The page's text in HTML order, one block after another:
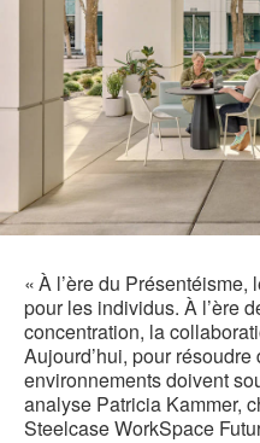
« À l’ère du
pour les individus. À l’ère
concentration, la
Aujourd’hui, pour
environnements doivent
analyse Patricia Kammer,
Steelcase WorkSpace